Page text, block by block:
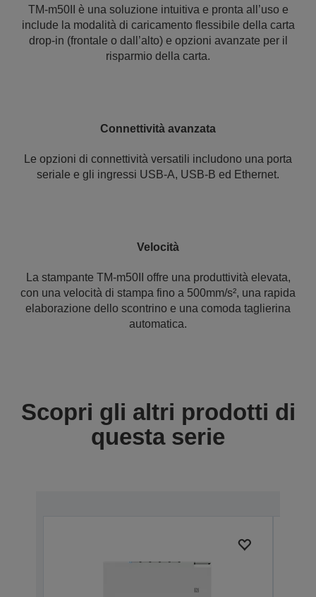
TM-m50II è una soluzione intuitiva e pronta all’uso e
include la modalità di caricamento flessibile della carta
drop-in (frontale o dall’alto) e opzioni avanzate per il
risparmio della carta.
Connettività avanzata
Le opzioni di connettività versatili includono una porta
seriale e gli ingressi USB-A, USB-B ed Ethernet.
Velocità
La stampante TM-m50II offre una produttività elevata,
con una velocità di stampa fino a 500mm/s², una rapida
elaborazione dello scontrino e una comoda taglierina
automatica.
Scopri gli altri prodotti di
questa serie